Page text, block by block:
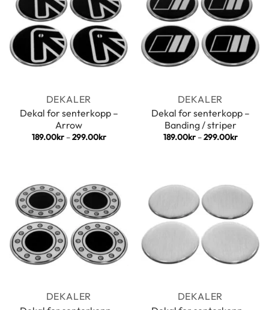
DEKALER
Dekal for senterkopp –
Arrow
189.00kr –299.00krPrisområde:
DEKALER
Dekal for senterkopp –
Banding / striper
189.00kr –299.00kr
DEKALER
DEKALER